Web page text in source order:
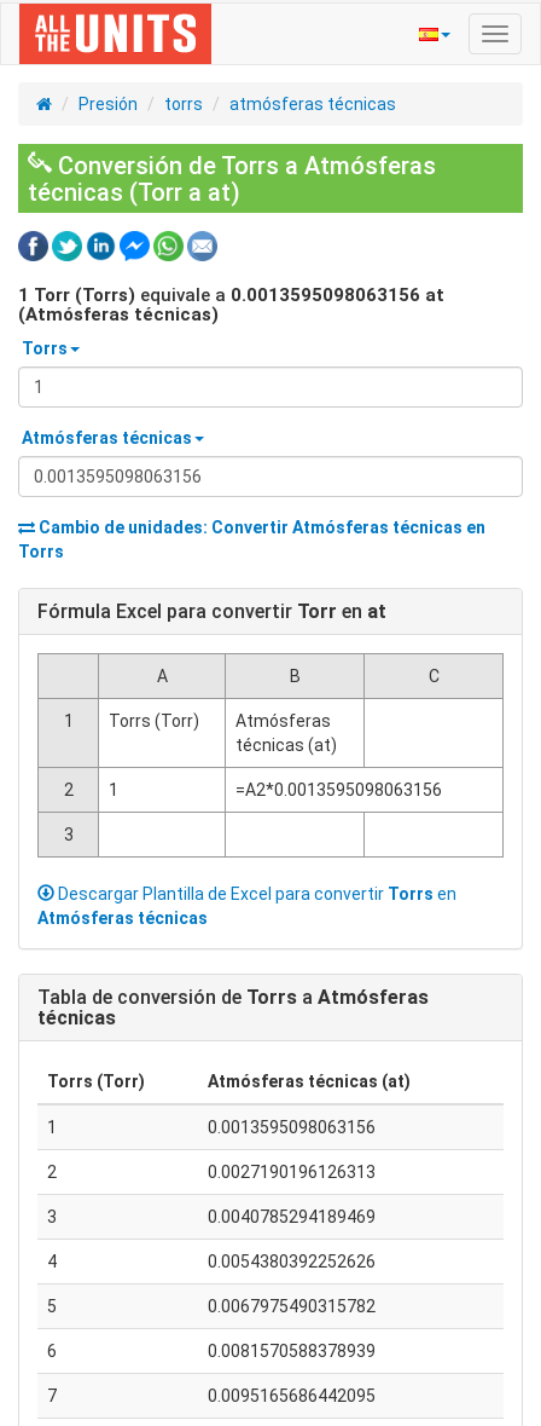
Presión torrs atmósferas técnicas
Conversión de Torrs a Atmósferas
técnicas (Torr a at)
1 Torr (Torrs) equivale a 0.0013595098063156 at
(Atmósferas técnicas)
Torrs
Atmósferas técnicas
Cambio de unidades: Convertir Atmósferas técnicas en
Torrs
Fórmula Excel para convertir Torr en at
A B C
1 Torrs (Torr)
Atmósferas
técnicas (at)
2 1 =A2*0.0013595098063156
3
Descargar Plantilla de Excel para convertir Torrs en
Atmósferas técnicas
Tabla de conversión de Torrs a Atmósferas
técnicas
Torrs (Torr) Atmósferas técnicas (at)
1 0.0013595098063156
2 0.0027190196126313
3 0.0040785294189469
4 0.0054380392252626
5 0.0067975490315782
6 0.0081570588378939
7 0.0095165686442095